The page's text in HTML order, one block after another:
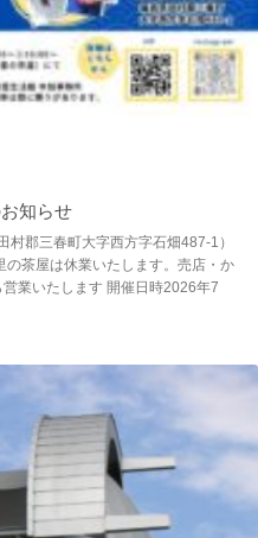
知らせ
村郡三春町大字西方字石畑487-1）
茶屋は休業いたします。売店・か
業いたします 開催日時2026年7